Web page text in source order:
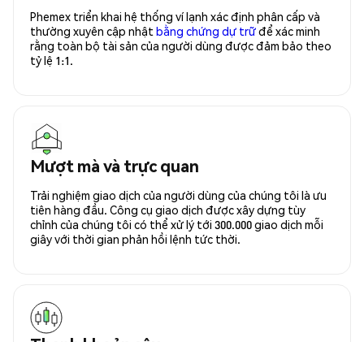
Phemex triển khai hệ thống ví lạnh xác định phân cấp và
thường xuyên cập nhật bằng chứng dự trữđể xác minh
rằng toàn bộ tài sản của người dùng được đảm bảo theo
tỷ lệ 1:1.
Mượt mà và trực quan
Trải nghiệm giao dịch của người dùng của chúng tôi là ưu
tiên hàng đầu. Công cụ giao dịch được xây dựng tùy
chỉnh của chúng tôi có thể xử lý tới 300.000 giao dịch mỗi
giây với thời gian phản hồi lệnh tức thời.